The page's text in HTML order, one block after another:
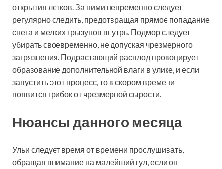
открытия летков. За ними непременно следует
регулярно следить, предотвращая прямое попадание
снега и мелких грызунов внутрь. Подмор следует
убирать своевременно, не допуская чрезмерного
загрязнения. Подрастающий расплод провоцирует
образование дополнительной влаги в улике, и если
запустить этот процесс, то в скором времени
появится грибок от чрезмерной сырости.
Нюансы данного месяца
Ульи следует время от времени прослушивать,
обращая внимание на малейший гул, если он